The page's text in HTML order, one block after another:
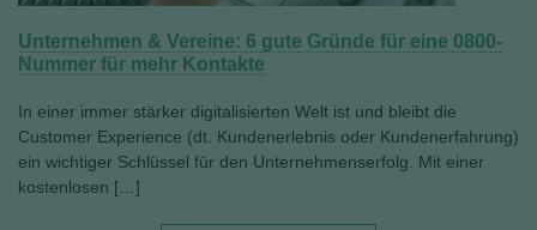
Unternehmen & Vereine: 6 gute Gründe für eine 0800-
Nummer für mehr Kontakte
In einer immer stärker digitalisierten Welt ist und bleibt die
Customer Experience (dt. Kundenerlebnis oder Kundenerfahrung)
ein wichtiger Schlüssel für den Unternehmenserfolg. Mit einer
kostenlosen […]